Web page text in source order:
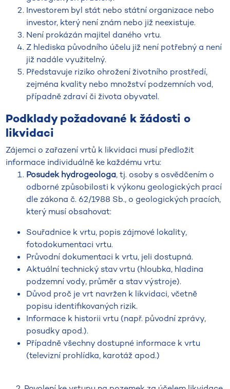
Investorem byl stát nebo státní organizace nebo
investor, který není znám nebo již neexistuje.
Není prokázán majitel daného vrtu.
Z hlediska původního účelu již není potřebný a není
již nadále využitelný.
Představuje riziko ohrožení životního prostředí,
zejména kvality nebo množství podzemních vod,
případně zdraví či života obyvatel.
Podklady požadované k žádosti o
likvidaci
Zájemci o zařazení vrtů k likvidaci musí předložit
informace individuálně ke každému vrtu:
Posudek hydrogeologa, tj. osoby s osvědčením o
odborné způsobilosti k výkonu geologických prací
dle zákona č. 62/1988 Sb., o geologických pracích,
který musí obsahovat:
Souřadnice k vrtu, popis zájmové lokality,
fotodokumentaci vrtu.
Průvodní dokumentaci k vrtu, jeli dostupná.
Aktuální technický stav vrtu (hloubka, hladina
podzemní vody, průměr a stav výstroje).
Důvod proč je vrt navržen k likvidaci, včetně
popisu identifikovaných rizik.
Informace k historii vrtu (např. původní zprávy,
posudky apod.).
Případně všechny dostupné informace k vrtu
(televizní prohlídka, karotáž apod.)